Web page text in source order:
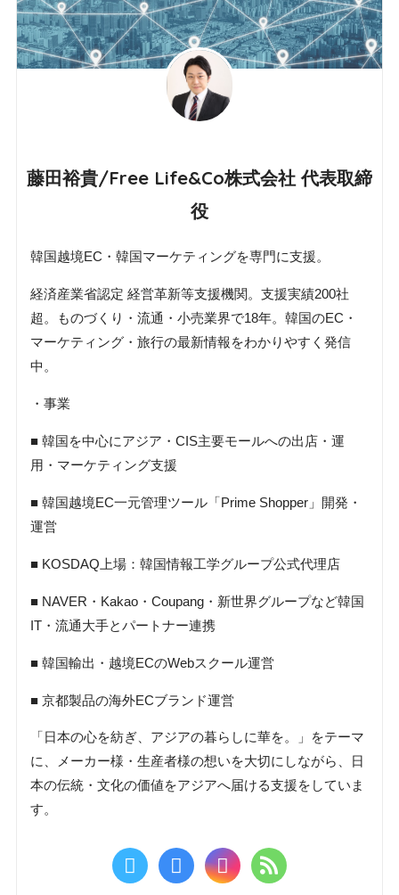
藤田裕貴/Free Life&Co株式会社 代表取締
役
韓国越境EC・韓国マーケティングを専門に支援。
経済産業省認定 経営革新等支援機関。支援実績200社
超。ものづくり・流通・小売業界で18年。韓国のEC・
マーケティング・旅行の最新情報をわかりやすく発信
中。
・事業
■ 韓国を中心にアジア・CIS主要モールへの出店・運
用・マーケティング支援
■ 韓国越境EC一元管理ツール「Prime Shopper」開発・
運営
■ KOSDAQ上場：韓国情報工学グループ公式代理店
■ NAVER・Kakao・Coupang・新世界グループなど韓国
IT・流通大手とパートナー連携
■ 韓国輸出・越境ECのWebスクール運営
■ 京都製品の海外ECブランド運営
「日本の心を紡ぎ、アジアの暮らしに華を。」をテーマ
に、メーカー様・生産者様の想いを大切にしながら、日
本の伝統・文化の価値をアジアへ届ける支援をしていま
す。